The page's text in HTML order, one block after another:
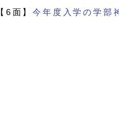
【6面】今年度入学の学